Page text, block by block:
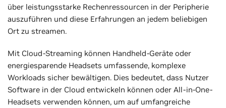
über leistungsstarke Rechenressourcen in der Peripherie
auszuführen und diese Erfahrungen an jedem beliebigen
Ort zu streamen.
Mit Cloud-Streaming können Handheld-Geräte oder
energiesparende Headsets umfassende, komplexe
Workloads sicher bewältigen. Dies bedeutet, dass Nutzer
Software in der Cloud entwickeln können oder All-in-One-
Headsets verwenden können, um auf umfangreiche